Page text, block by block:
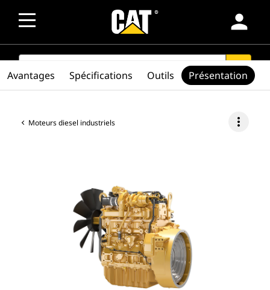
person
SEARCH search
Moteurs diesel industriels more_vert
Avantages Spécifications Outils Présentation